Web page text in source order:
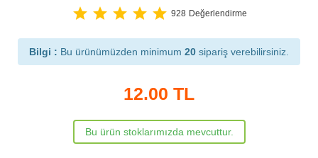
star star star star star 928 Değerlendirme
Bilgi : Bu ürünümüzden minimum 20 sipariş verebilirsiniz.
12.00 TL
Bu ürün stoklarımızda mevcuttur.